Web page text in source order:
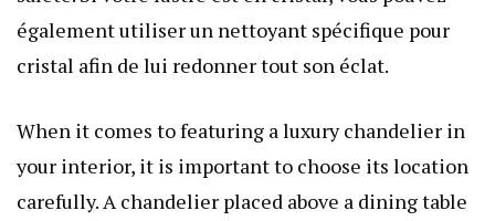
également utiliser un nettoyant spécifique pour
cristal afin de lui redonner tout son éclat.
When it comes to featuring a luxury chandelier in
your interior, it is important to choose its location
carefully. A chandelier placed above a dining table